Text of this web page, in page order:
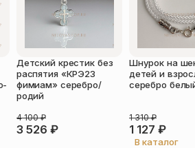
Оставить отзыв
свое согласие с
конфиденциальности
согласие на обработку
персональных данных
Будьте первым!
Детский крестик без
распятия «КРЭ23
фимиам» серебро/
родий
3 526 ₽
4 100₽
Шнурок на
детей и
серебро
1 127 ₽
1 310₽
В каталог